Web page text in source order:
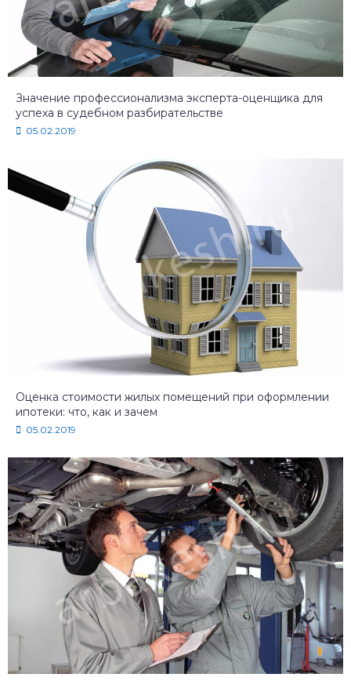
Значение профессионализма эксперта-оценщика для
успеха в судебном разбирательстве
05.02.2019
Оценка стоимости жилых помещений при оформлении
ипотеки: что, как и зачем
05.02.2019